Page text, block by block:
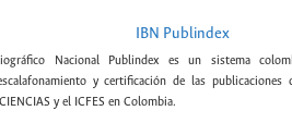
IBN Publindex
Nacional Publindex es un sistema
y certificación de las publicaciones
y el ICFES en Colombia.